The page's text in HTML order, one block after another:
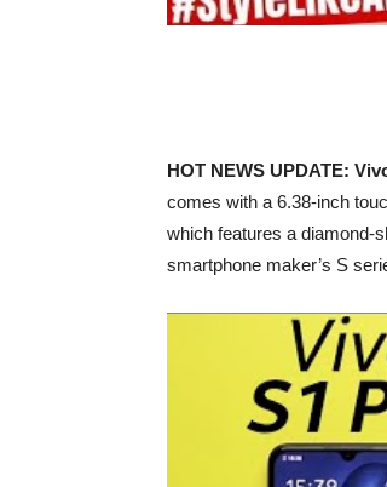
HOT NEWS UPDATE:
comes with a 6.38-inch
which features a diamond-
smartphone maker’s S